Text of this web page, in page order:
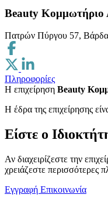
Beauty Κομμωτήριο
Πατρών Πύργου 57,
Πληροφορίες
Η επιχείρηση Beauty
H έδρα της επιχείρησης
Είστε ο
Αν διαχειρίζεστε την
χρειάζεστε περισσότερες
Εγγραφή Επικοινωνία